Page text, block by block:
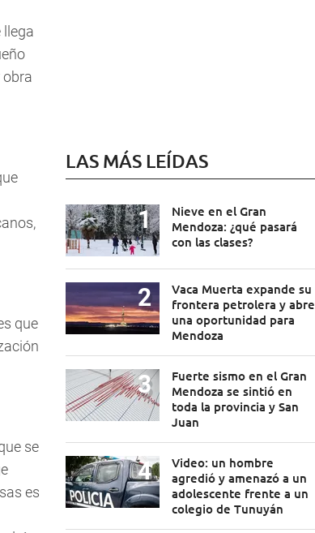
llega
que
se
es
LAS MÁS LEÍDAS
Nieve en el Gran
Mendoza: ¿qué pasará
con las clases?
Vaca Muerta expande su
frontera petrolera y abre
una oportunidad para
Mendoza
Fuerte sismo en el Gran
Mendoza se sintió en
toda la provincia y San
Juan
Video: un hombre
agredió y amenazó a un
adolescente frente a un
colegio de Tunuyán